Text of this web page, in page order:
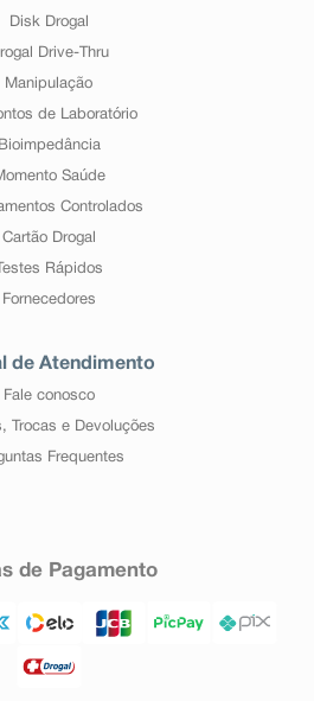
Disk Drogal
Drive-Thru
Manipulação
de Laboratório
Bioimpedância
Saúde
Controlados
Cartão Drogal
Testes Rápidos
Fornecedores
de Atendimento
Fale conosco
Trocas e Devoluções
Frequentes
de Pagamento